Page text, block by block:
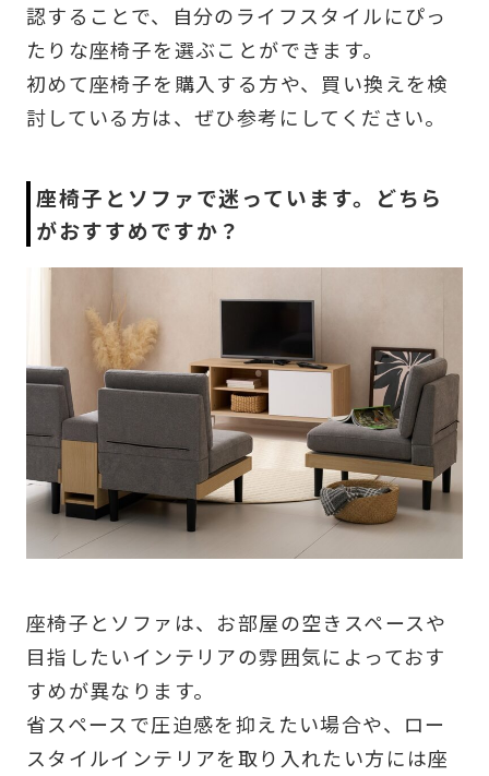
認することで、自分のライフスタイルにぴっ
たりな座椅子を選ぶことができます。
初めて座椅子を購入する方や、買い換えを検
討している方は、ぜひ参考にしてください。
座椅子とソファで迷っています。どちら
がおすすめですか？
座椅子とソファは、お部屋の空きスペースや
目指したいインテリアの雰囲気によっておす
すめが異なります。
省スペースで圧迫感を抑えたい場合や、ロー
スタイルインテリアを取り入れたい方には座